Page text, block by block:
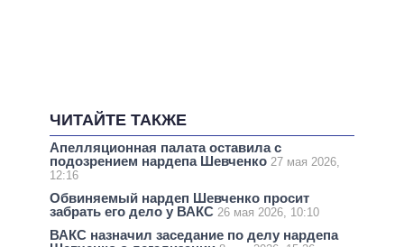
ЧИТАЙТЕ ТАКЖЕ
Апелляционная палата оставила с
подозрением нардепа Шевченко 27 мая 2026,
12:16
Обвиняемый нардеп Шевченко просит
забрать его дело у ВАКС 26 мая 2026, 10:10
ВАКС назначил заседание по делу нардепа